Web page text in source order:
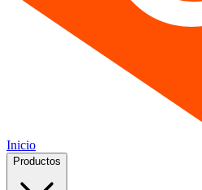
Inicio
Productos